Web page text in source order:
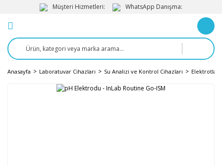
Müşteri Hizmetleri: WhatsApp Danışma:
Anasayfa Laboratuvar Cihazları Su Analizi ve Kontrol Cihazları Elektrotlar